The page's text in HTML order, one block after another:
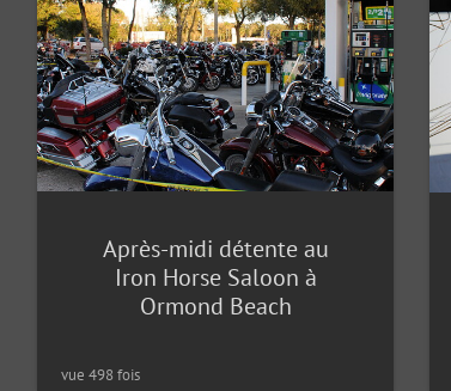
Après-midi détente au
Iron Horse Saloon à
Ormond Beach
vue 498 fois